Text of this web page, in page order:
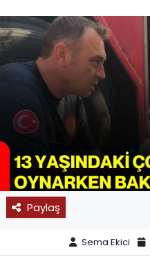
Paylaş
Sema Ekici
MAGAZİN
SAĞLIK
SPOR
11:11 MANŞET
Haber Arşivi